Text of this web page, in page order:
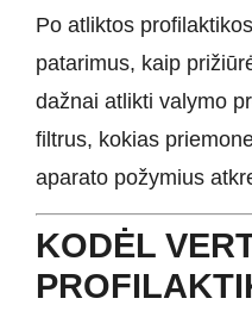
Po atliktos
patarimus, kaip
dažnai atlikti valymo
filtrus, kokias
aparato požymius
KODĖL